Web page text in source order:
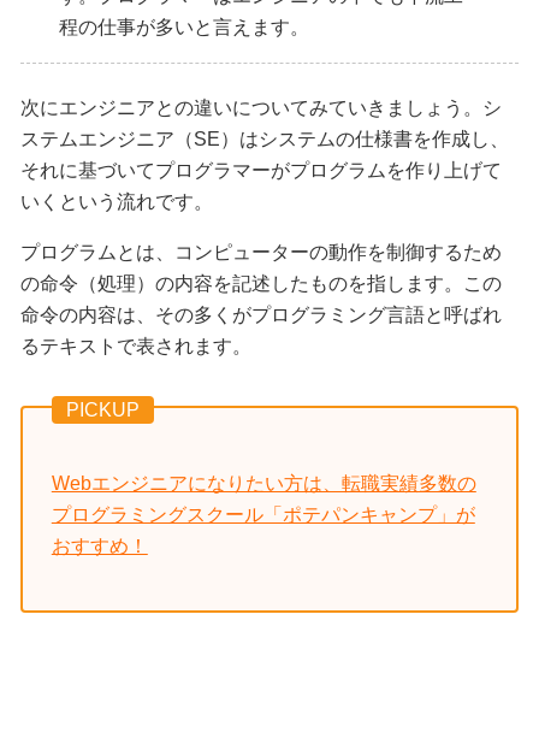
程の仕事が多いと言えます。
次にエンジニアとの違いについてみていきましょう。シ
ステムエンジニア（SE）はシステムの仕様書を作成し、
それに基づいてプログラマーがプログラムを作り上げて
いくという流れです。
プログラムとは、コンピューターの動作を制御するため
の命令（処理）の内容を記述したものを指します。この
命令の内容は、その多くがプログラミング言語と呼ばれ
るテキストで表されます。
PICKUP
Webエンジニアになりたい方は、転職実績多数の
プログラミングスクール「ポテパンキャンプ」が
おすすめ！